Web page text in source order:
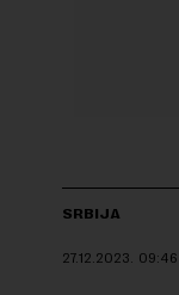
SRBIJA
27.12.2023. 09:46